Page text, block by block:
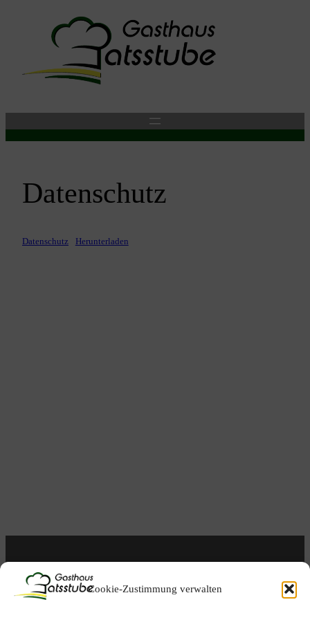
Cookie-Zustimmung verwalten
Datenschutz
Datenschutz Herunterladen
Wir suchen Verstärkung!